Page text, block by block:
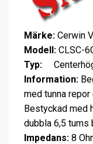
Märke: Cerwin
Modell: CLSC-
Typ:
Information:
med tunna repor
Bestyckad med
dubbla 6,5 tums
Impedans: 8